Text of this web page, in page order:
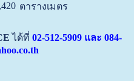
ตารางเมตร
ได้ที่ 02-512-5909 และ 084-